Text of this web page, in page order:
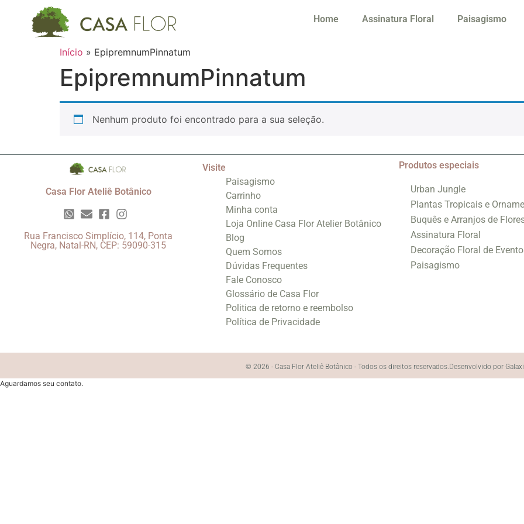
Home Assinatura Floral Paisagismo
Início » EpipremnumPinnatum
EpipremnumPinnatum
Nenhum produto foi encontrado para a sua seleção.
Casa Flor Ateliê Botânico
Rua Francisco Simplício, 114, Ponta
Negra, Natal-RN, CEP: 59090-315
Visite
Paisagismo
Carrinho
Minha conta
Loja Online Casa Flor Atelier Botânico
Blog
Quem Somos
Dúvidas Frequentes
Fale Conosco
Glossário de Casa Flor
Politica de retorno e reembolso
Política de Privacidade
Produtos especiais
Urban Jungle
Plantas Tropicais e
Buquês e Arranjos de
Assinatura Floral
Decoração Floral de
Paisagismo
© 2026 - Casa Flor Ateliê Botânico - Todos os direitos reservados.Desenvolvido por
Aguardamos seu contato.